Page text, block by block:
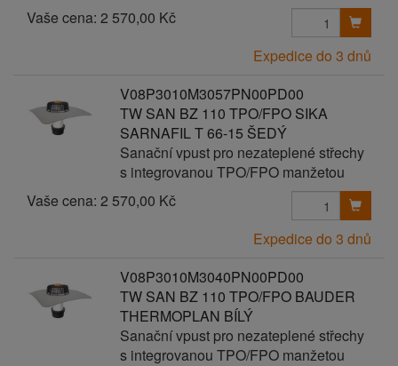
Vaše cena: 2 570,00 Kč
Expedice do 3 dnů
V08P3010M3057PN00PD00
TW SAN BZ 110 TPO/FPO SIKA
SARNAFIL T 66-15 ŠEDÝ
Sanační vpust pro nezateplené střechy
s integrovanou TPO/FPO manžetou
Vaše cena: 2 570,00 Kč
Expedice do 3 dnů
V08P3010M3040PN00PD00
TW SAN BZ 110 TPO/FPO BAUDER
THERMOPLAN BÍLÝ
Sanační vpust pro nezateplené střechy
s integrovanou TPO/FPO manžetou